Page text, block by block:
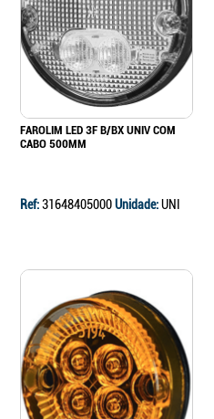
FAROLIM LED 3F B/BX UNIV COM
CABO 500MM
Ref:31648405000Unidade:UNI